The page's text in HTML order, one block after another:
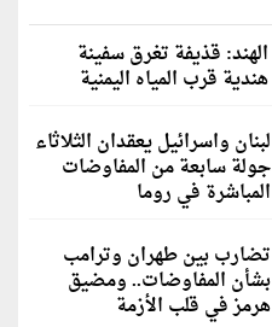
الهند: قذيفة تغرق سفينة
هندية قرب المياه اليمنية
لبنان واسرائيل يعقدان الثلاثاء
جولة سابعة من المفاوضات
المباشرة في روما
تضارب بين طهران وترامب
بشأن المفاوضات.. ومضيق
هرمز في قلب الأزمة